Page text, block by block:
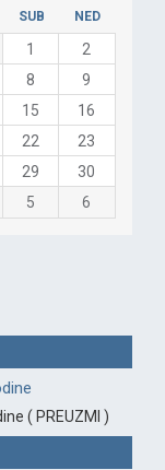
SUB NED
1
2
8
9
15
16
22
23
29
30
5 6
( PREUZMI )